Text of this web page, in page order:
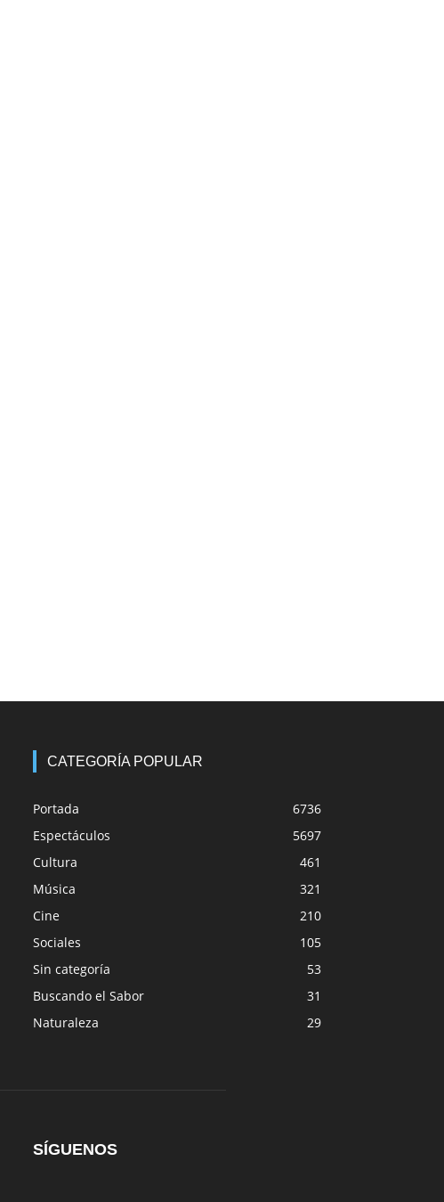
CATEGORÍA POPULAR
Portada
6736
Espectáculos
5697
Cultura
461
Música
321
Cine
210
Sociales
105
Sin categoría
53
Buscando el Sabor
31
Naturaleza
29
SÍGUENOS